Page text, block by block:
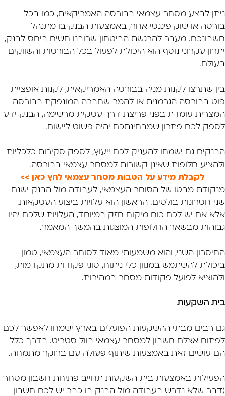
ניתן לבצע מסחר עצמאי בבורסה האמריקאית, כמו בכל
בורסה או שוק פיננסי אחר, באמצעות הבנק בו מתנהל
חשבונכם. מעבר להרגשת הביטחון שרובנו חשים ביחס לבנק,
יתרון עקרוני נוסף הוא היכולת לפעול בכל הבורסות והשווקים
בעולם.
בין שתרצו לקנות מניה בבורסה האמריקאית, לקנות אופציית
פוט בבורסה הגרמנית או להמר שחברה המונפקת בבורסה
המצרית עומדת בפני פריצת דרך עסקית מרשימה, הבנק ידע
לספק לכם פתרון שמבחינתכם יהיה פשוט ליישום.
הבנקים גם ישמחו להעניק לכם ייעוץ, לספק סקירות כלכליות
ולהציע חלופות שאינן קשורות למסחר עצמאי בבורסה.
לקבלת מידע על הטבות מסחר עצמאי לחץ כאן >>
מנקודת מבטו של הסוחר העצמאי, לעבודה מול הבנק ישנם
שני חסרונות בולטים. הראשון הוא עלויות ביצוע העסקאות.
אלא אם יש לכם כוח מיקוח חזק במיוחד, העלויות שלכם יהיו
גבוהות מבשאר החלופות המוצגות בהמשך המאמר.
החיסרון השני, והוא משמעותי מאוד לסוחר העצמאי, טמון
ביכולת להשתמש במגוון כלי ניתוח, סוגי פקודות מתקדמות,
ולהוציא לפועל פקודות מסחר במהירות.
בית השקעות
גם רבים מבתי ההשקעות הפועלים בארץ ישמחו לאפשר לכם
לפתוח אצלם חשבון למסחר עצמאי בוול סטריט. בדרך כלל
הם עושים זאת באמצעות שיתוף פעולה עם ברוקר מתמחה.
הפעילות באמצעות בית השקעות תחייב פתיחת חשבון מסחר
(דבר שלא נדרש בעבודה מול הבנק בו כבר יש לכם חשבון